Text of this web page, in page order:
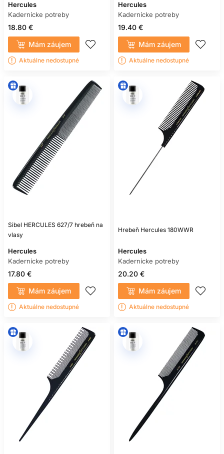
Hercules
Kadernícke potreby
18.80 €
Mám záujem
Aktuálne nedostupné
Hercules
Kadernícke potreby
19.40 €
Mám záujem
Aktuálne nedostupné
Sibel HERCULES 627/7 hrebeň na
vlasy
Hercules
Kadernícke potreby
17.80 €
Mám záujem
Aktuálne nedostupné
Hrebeň Hercules 180WWR
Hercules
Kadernícke potreby
20.20 €
Mám záujem
Aktuálne nedostupné